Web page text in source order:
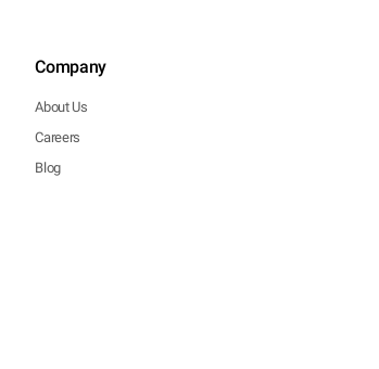
Company
About Us
Careers
Blog